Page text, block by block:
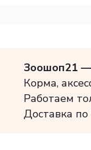
Зоошоп21 —
Корма,
Работаем
Доставка по